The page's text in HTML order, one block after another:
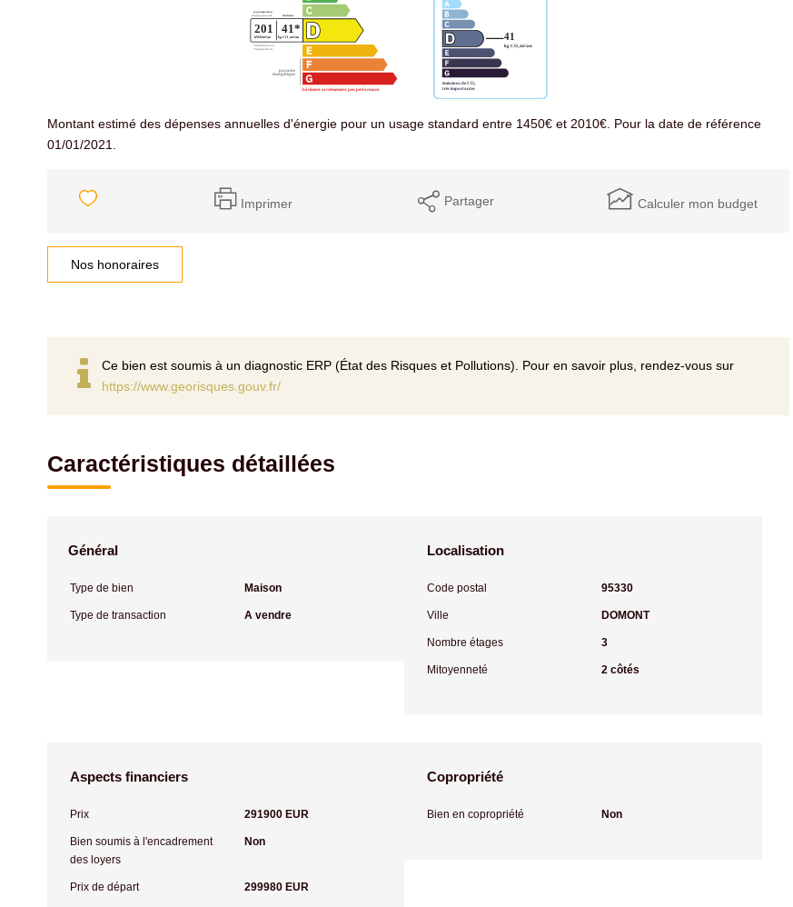
Montant estimé des dépenses annuelles d'énergie pour un usage standard entre 1450€ et 2010€. Pour la date de référence
01/01/2021.
Imprimer Partager Calculer mon budget
Nos honoraires
Ce bien est soumis à un diagnostic ERP (État des Risques et Pollutions). Pour en savoir plus, rendez-vous sur
https://www.georisques.gouv.fr/
Caractéristiques détaillées
Général
Type de bien Maison
Type de transaction A vendre
Localisation
Code postal 95330
Ville DOMONT
Nombre étages 3
Mitoyenneté 2 côtés
Aspects financiers
Prix 291900 EUR
Bien soumis à l'encadrement
des loyers
Non
Prix de départ 299980 EUR
Copropriété
Bien en copropriété Non